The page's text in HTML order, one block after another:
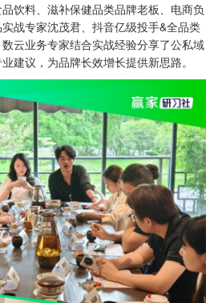
饮料、滋补保健品类品牌老板、电商负
战专家沈茂君、抖音亿级投手&全品类
云业务专家结合实战经验分享了公私域
建议，为品牌长效增长提供新思路。